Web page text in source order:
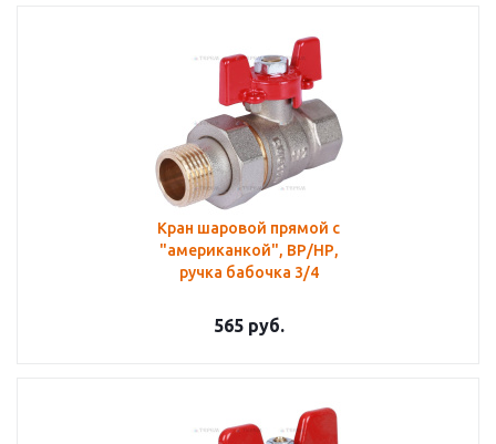
Кран шаровой прямой с
"американкой", ВР/НР,
ручка бабочка 3/4
565руб.